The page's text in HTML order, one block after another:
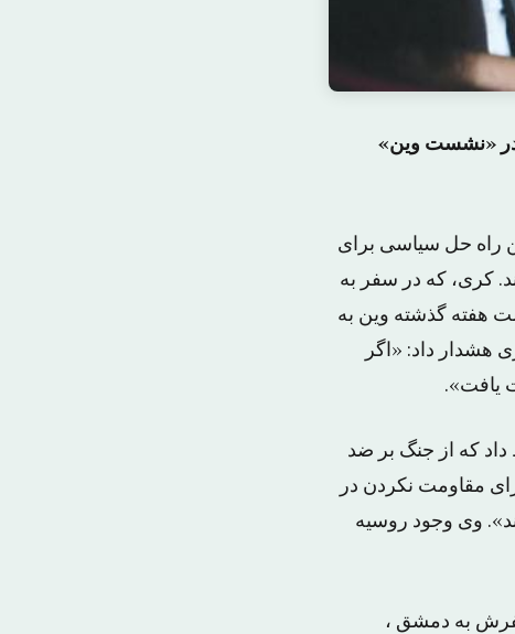
در «نشست وین»
راه حل سیاسی برای
کری، که در سفر به
هفته گذشته وین به
هشدار داد: «اگر
یافت».
که از جنگ بر ضد
مقاومت نکردن در
وی وجود روسیه
به دمشق ،